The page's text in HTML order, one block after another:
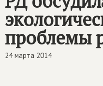
проблемы
24 марта 2014